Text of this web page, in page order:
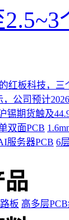
红板科技，
公司预计
锡期货触及
双面PCB
服务器PCB 6
品
板 高多层